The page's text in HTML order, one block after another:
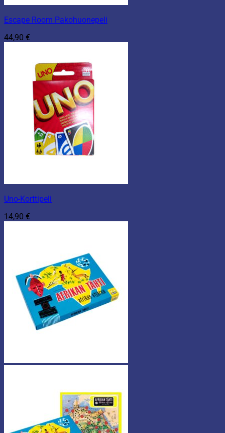
Escape Room Pakohuonepeli
44,90 €
Uno-Korttipeli
14,90 €